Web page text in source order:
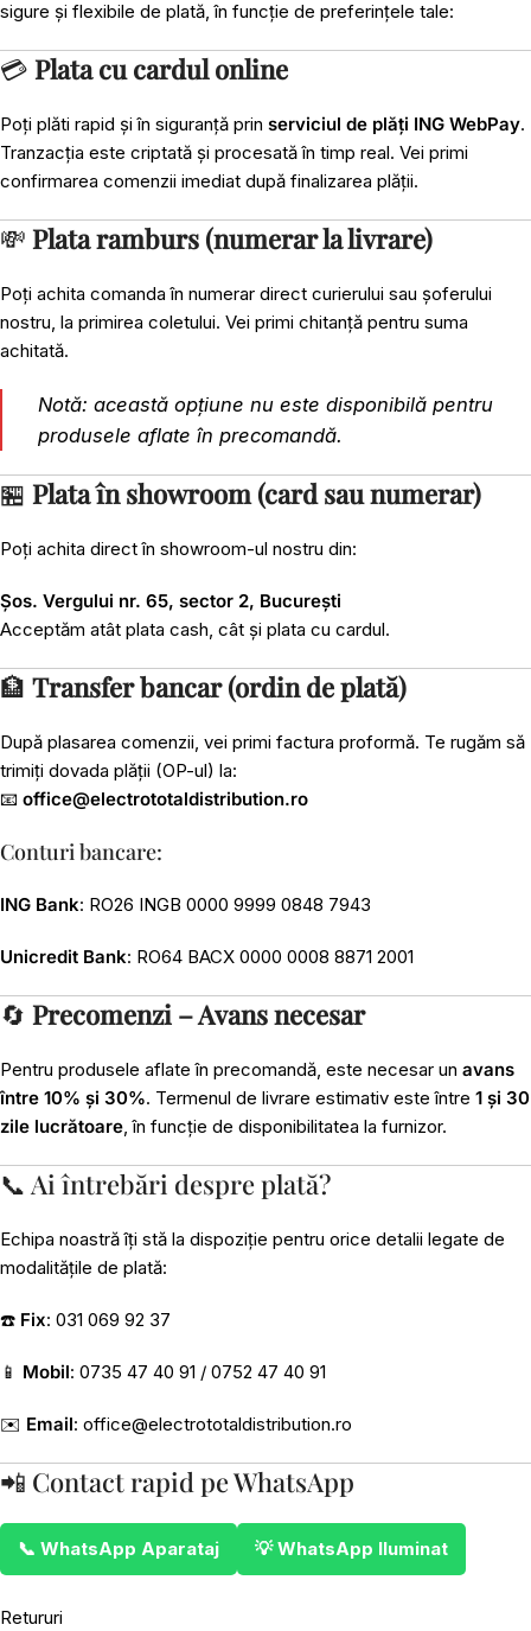
sigure și flexibile de plată, în funcție de preferințele tale:
💳 Plata cu cardul online
Poți plăti rapid și în siguranță prin serviciul de plăți ING WebPay.
Tranzacția este criptată și procesată în timp real. Vei primi
confirmarea comenzii imediat după finalizarea plății.
💸 Plata ramburs (numerar la livrare)
Poți achita comanda în numerar direct curierului sau șoferului
nostru, la primirea coletului. Vei primi chitanță pentru suma
achitată.
Notă: această opțiune nu este disponibilă pentru
produsele aflate în precomandă.
🏪 Plata în showroom (card sau numerar)
Poți achita direct în showroom-ul nostru din:
Șos. Vergului nr. 65, sector 2, București
Acceptăm atât plata cash, cât și plata cu cardul.
🏦 Transfer bancar (ordin de plată)
După plasarea comenzii, vei primi factura proformă. Te rugăm să
trimiți dovada plății (OP-ul) la:
📧 office@electrototaldistribution.ro
Conturi bancare:
ING Bank: RO26 INGB 0000 9999 0848 7943
Unicredit Bank: RO64 BACX 0000 0008 8871 2001
🔄 Precomenzi – Avans necesar
Pentru produsele aflate în precomandă, este necesar un avans
între 10% și 30%. Termenul de livrare estimativ este între 1 și 30
zile lucrătoare, în funcție de disponibilitatea la furnizor.
📞 Ai întrebări despre plată?
Echipa noastră îți stă la dispoziție pentru orice detalii legate de
modalitățile de plată:
☎️ Fix: 031 069 92 37
📱 Mobil: 0735 47 40 91 / 0752 47 40 91
✉️ Email: office@electrototaldistribution.ro
📲 Contact rapid pe WhatsApp
📞 WhatsApp Aparataj 💡 WhatsApp Iluminat
Retururi